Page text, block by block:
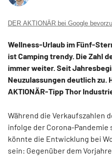
DER AKTIONÄR bei Google
Wellness-Urlaub im Fünf-
ist Camping trendy. Die Zahl
immer weiter. Seit
Neuzulassungen deutlich zu.
AKTIONÄR-Tipp Thor
Während die Verkaufszahlen
infolge der Corona-
könnte die Entwicklung bei
sein: Gegenüber dem